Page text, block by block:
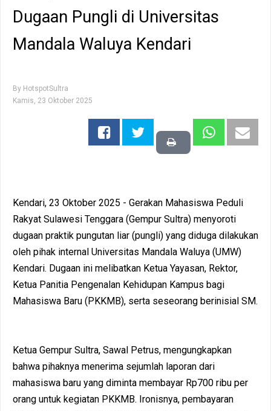
Dugaan Pungli di Universitas
Mandala Waluya Kendari
By HotspotSultra
Kamis, 23 Oktober 2025
Kendari, 23 Oktober 2025 - Gerakan Mahasiswa Peduli
Rakyat Sulawesi Tenggara (Gempur Sultra) menyoroti
dugaan praktik pungutan liar (pungli) yang diduga dilakukan
oleh pihak internal Universitas Mandala Waluya (UMW)
Kendari. Dugaan ini melibatkan Ketua Yayasan, Rektor,
Ketua Panitia Pengenalan Kehidupan Kampus bagi
Mahasiswa Baru (PKKMB), serta seseorang berinisial SM.
Ketua Gempur Sultra, Sawal Petrus, mengungkapkan
bahwa pihaknya menerima sejumlah laporan dari
mahasiswa baru yang diminta membayar Rp700 ribu per
orang untuk kegiatan PKKMB. Ironisnya, pembayaran